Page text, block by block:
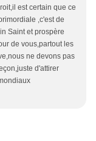
est certain que ce
,c'est de
Saint et prospère
de vous,partout les
ne devons pas
d'attirer